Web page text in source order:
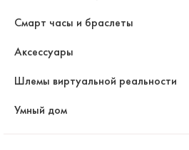
Смарт часы и браслеты
Аксессуары
Шлемы виртуальной реальности
Умный дом